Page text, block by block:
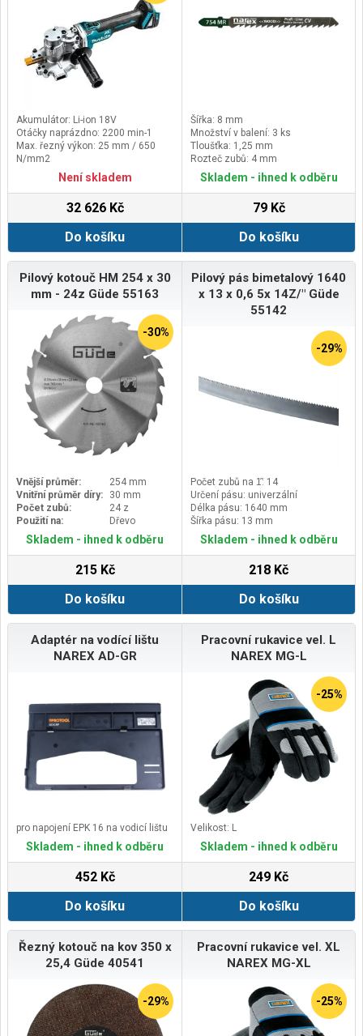
Akumulátor: Li-ion 18V
Otáčky naprázdno: 2200 min-1
Max. řezný výkon: 25 mm / 650
N/mm2
Průměr kotouče: 110 mm
Není skladem
32 626 Kč
Do košíku
Šířka: 8 mm
Množství v balení: 3 ks
Tloušťka: 1,25 mm
Rozteč zubů: 4 mm
Skladem - ihned k odběru
79 Kč
Do košíku
Pilový kotouč HM 254 x 30
mm - 24z Güde 55163
-30%
Vnější průměr:
254 mm
Vnitřní průměr díry:
30 mm
Počet zubů:
24 z
Použití na:
Dřevo
Skladem - ihned k odběru
215 Kč
Do košíku
Pilový pás bimetalový 1640
x 13 x 0,6 5x 14Z/" Güde
55142
-29%
Počet zubů na 1̋: 14
Určení pásu: univerzální
Délka pásu: 1640 mm
Šířka pásu: 13 mm
Skladem - ihned k odběru
218 Kč
Do košíku
Adaptér na vodící lištu
NAREX AD-GR
pro napojení EPK 16 na vodicí lištu
Skladem - ihned k odběru
452 Kč
Do košíku
Pracovní rukavice vel. L
NAREX MG-L
-25%
Velikost: L
Skladem - ihned k odběru
249 Kč
Do košíku
Řezný kotouč na kov 350 x
25,4 Güde 40541
-29%
Pracovní rukavice vel. XL
NAREX MG-XL
-25%